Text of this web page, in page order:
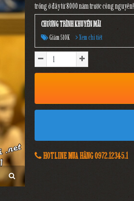
trồng ở đây từ 8000 năm trước công nguyên!
CHƯƠNG TRÌNH KHUYẾN MÃI
Giảm 510K Xem chi tiết
HOTLINE MUA HÀNG 0972.12345.1